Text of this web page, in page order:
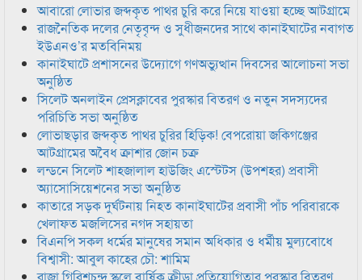
আবারো লোভার জব্দকৃত পাথর চুরি করে নিয়ে যাওয়া হচ্ছে আটগ্রামে
রাজনৈতিক দলের নেতৃবৃন্দ ও সুধীজনদের সাথে কানাইঘাটের নবাগত
ইউএনও’র মতবিনিময়
কানাইঘাটে প্রশাসনের উদ্যোগে গণঅভ্যুত্থান দিবসের আলোচনা সভা
অনুষ্ঠিত
সিলেট অনলাইন প্রেসক্লাবের পুরস্কার বিতরণ ও নতুন সদস্যদের
পরিচিতি সভা অনুষ্ঠিত
লোভাছড়ার জব্দকৃত পাথর চুরির হিড়িক! বেপরোয়া জকিগঞ্জের
আটগ্রামের অবৈধ ক্রাশার জোন চক্র
লন্ডনে সিলেট শাহজালাল হাউজিং এস্টেটস (উপশহর) প্রবাসী
অ্যাসোসিয়েশনের সভা অনুষ্ঠিত
কাতারে সড়ক দুর্ঘটনায় নিহত কানাইঘাটের প্রবাসী পাঁচ পরিবারকে
খেলাফত মজলিসের নগদ সহায়তা
বিএনপি সকল ধর্মের মানুষের সমান অধিকার ও ধর্মীয় মুল্যবোধে
বিশ্বাসী: আবুল কাহের চৌ: শামিম